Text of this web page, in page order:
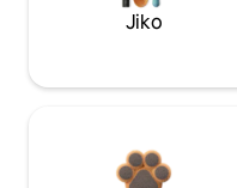
Jiko